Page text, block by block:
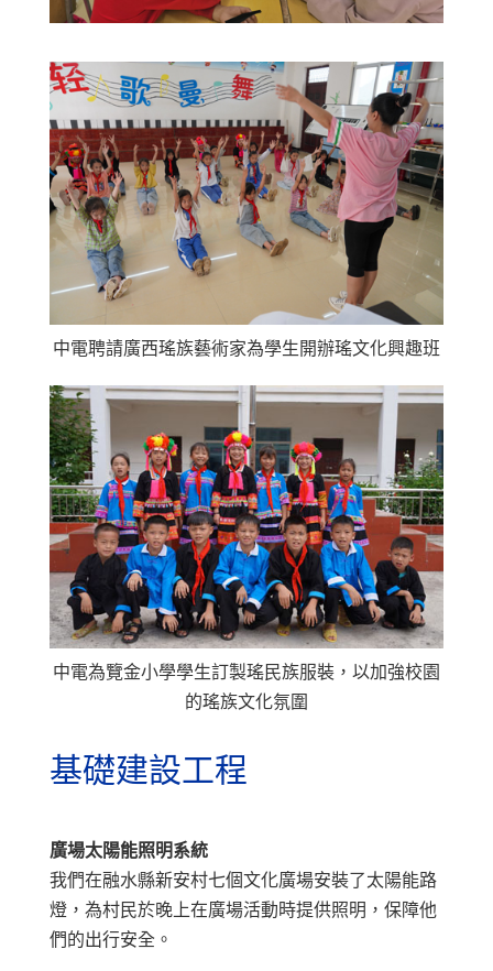
中電聘請廣西瑤族藝術家為學生開辦瑤文化興趣班
中電為覽金小學學生訂製瑤民族服裝，以加強校園
的瑤族文化氛圍
基礎建設工程
廣場太陽能照明系統
我們在融水縣新安村七個文化廣場安裝了太陽能路
燈，為村民於晚上在廣場活動時提供照明，保障他
們的出行安全。